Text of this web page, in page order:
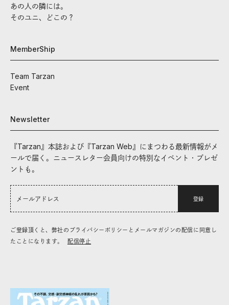
あの人の隣には。
そのユニ、どこの？
MemberShip
Team Tarzan
Event
Newsletter
『Tarzan』本誌および『Tarzan Web』にまつわる最新情報がメ
ールで届く。ニュースレター会員向けの特別なイベント・プレゼ
ントも。
登録
ご登録頂くと、弊社のプライバシーポリシーとメールマガジンの配信に同意し
たことになります。
配信停止